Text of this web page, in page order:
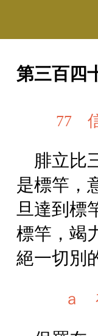
第三百四
77
腓立比
是標竿，
旦達到標
標竿，竭
絕一切別
ａ